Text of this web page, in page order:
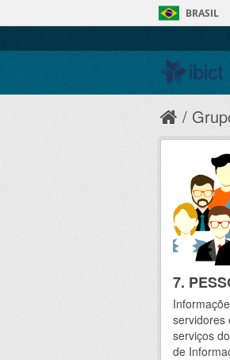
BRASIL
7.
servidores
serviços
de